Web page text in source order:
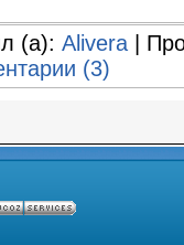
(а): Alivera |
(3)